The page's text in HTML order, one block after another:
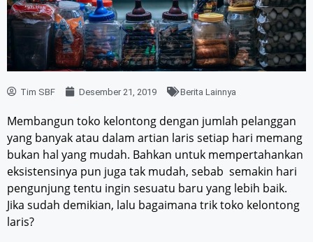
Tim SBF Desember 21, 2019 Berita Lainnya
Membangun toko kelontong dengan jumlah pelanggan
yang banyak atau dalam artian laris setiap hari memang
bukan hal yang mudah. Bahkan untuk mempertahankan
eksistensinya pun juga tak mudah, sebab semakin hari
pengunjung tentu ingin sesuatu baru yang lebih baik.
Jika sudah demikian, lalu bagaimana trik toko kelontong
laris?